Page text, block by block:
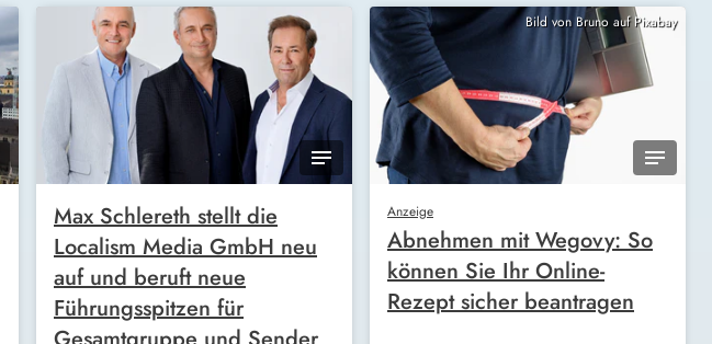
Max Schlereth stellt die
Localism Media GmbH neu
auf und beruft neue
Führungsspitzen für
Bild von Bruno auf Pixabay
Anzeige
Abnehmen mit Wegovy: So
können Sie Ihr Online-
Rezept sicher beantragen